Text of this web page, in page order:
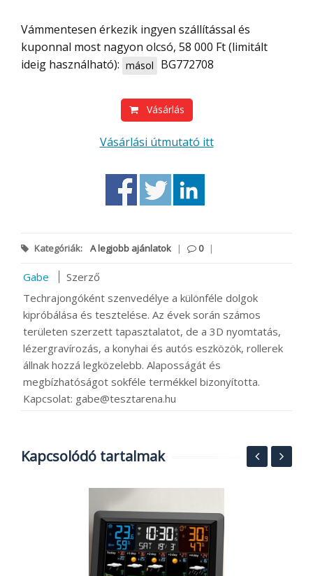
Vámmentesen érkezik ingyen szállítással és
kuponnal most nagyon olcsó, 58 000 Ft (limitált
ideig használható): másol BG772708
Vásárlás
Vásárlási útmutató itt
Kategóriák: A legjobb ajánlatok | 0 |
Gabe
Szerző
Techrajongóként szenvedélye a különféle dolgok
kipróbálása és tesztelése. Az évek során számos
területen szerzett tapasztalatot, de a 3D nyomtatás,
lézergravírozás, a konyhai és autós eszközök, rollerek
állnak hozzá legközelebb. Alaposságát és
megbízhatóságot sokféle termékkel bizonyította.
Kapcsolat: gabe@tesztarena.hu
Kapcsolódó tartalmak